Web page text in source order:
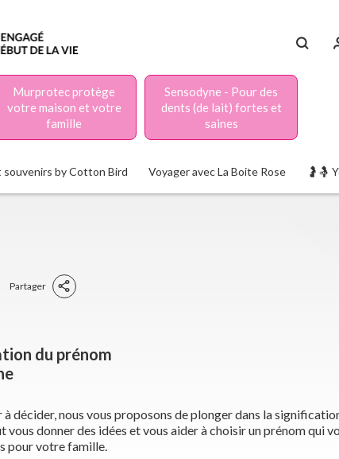
Murprotec protège
votre maison et votre
famille
Sensodyne - Pour des
dents (de lait) fortes et
saines
souvenirs by Cotton Bird Voyager avec La Boite Rose 🤰🤱
Partager
du prénom
décider, nous vous proposons de plonger dans la
donner des idées et vous aider à choisir un prénom qui
pour votre famille.